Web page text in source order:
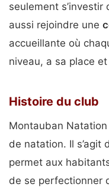
seulement
aussi rejoindre une
accueillante où
niveau, a sa place
Histoire du club
Montauban Natation
de natation. Il s’agit
permet aux
de se perfectionner